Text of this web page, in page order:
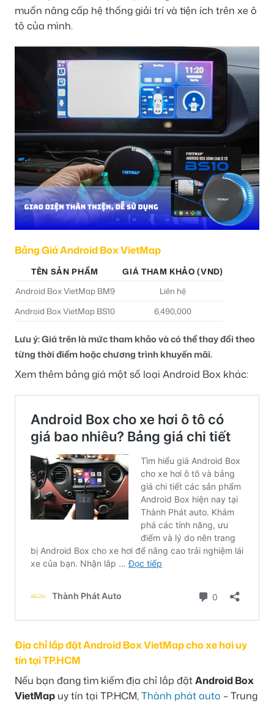
muốn nâng cấp hệ thống giải trí và tiện ích trên xe ô
tô của mình.
Bảng Giá Android Box VietMap
TÊN SẢN PHẨM
GIÁ THAM KHẢO (VND)
Android Box VietMap BM9
Liên hệ
Android Box VietMap BS10
6,490,000
Lưu ý: Giá trên là mức tham khảo và có thể thay đổi theo
từng thời điểm hoặc chương trình khuyến mãi.
Xem thêm bảng giá một số loại Android Box khác:
Địa chỉ lắp đặt Android Box VietMap cho xe hơi uy
tín tại TP.HCM
Nếu bạn đang tìm kiếm địa chỉ lắp đặtAndroid Box
VietMap uy tín tại TP.HCM,Thành phát auto – Trung